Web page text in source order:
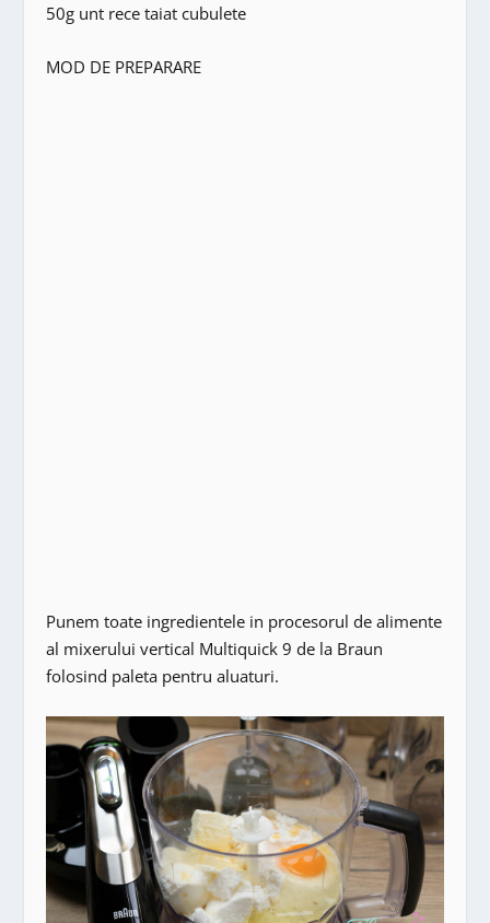
50g unt rece taiat cubulete
MOD DE PREPARARE
Punem toate ingredientele in procesorul de alimente
al mixerului vertical Multiquick 9 de la Braun
folosind paleta pentru aluaturi.